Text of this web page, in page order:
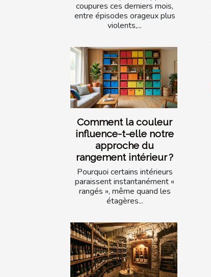
coupures ces derniers mois,
entre épisodes orageux plus
violents,...
Comment la couleur
influence-t-elle notre
approche du
rangement intérieur ?
Pourquoi certains intérieurs
paraissent instantanément «
rangés », même quand les
étagères...